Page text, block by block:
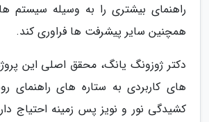
راهنمای بیشتری را به وسیله سیستم
همچنین سایر پیشرفت ها فراوری کند.
دکتر ژوزونگ یانگ، محقق اصلی این
های کاربردی به ستاره های راهنمای
کشیدگی نور و نویز پس زمینه احتیاج